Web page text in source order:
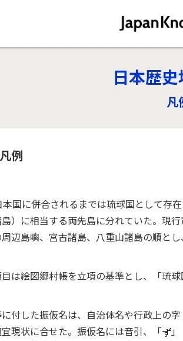
日本歴
凡
例
国に併合されるまでは琉球国として存
島）に相当する両先島に分れていた。
辺島嶼、宮古諸島、八重山諸島の順と
は絵図郷村帳を立項の基準とし、「琉
付した振仮名は、自治体名や行政上の
現状に合せた。振仮名には音引、「